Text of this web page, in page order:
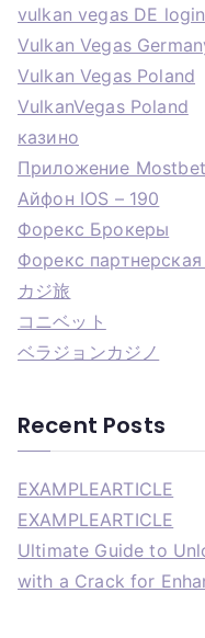
vulkan vegas DE login
Vulkan Vegas
Vulkan Vegas Poland
VulkanVegas Poland
казино
Приложение
Айфон IOS – 190
Форекс Брокеры
Форекс
カジ旅
コニベット
ベラジョンカジノ
Recent Posts
EXAMPLEARTICLE
EXAMPLEARTICLE
Ultimate Guide to
with a Crack for